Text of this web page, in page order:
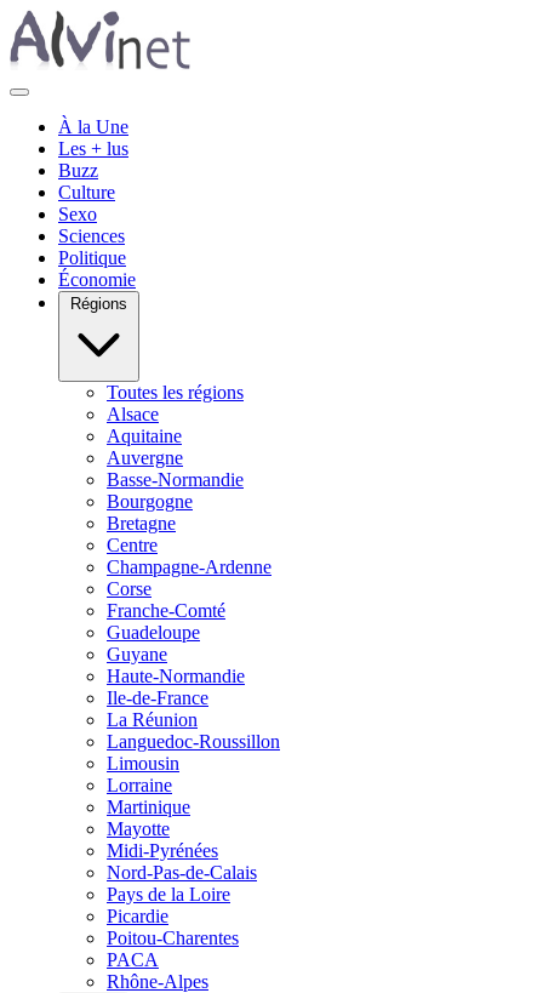
À la Une
Les + lus
Buzz
Culture
Sexo
Sciences
Politique
Économie
Régions
Toutes les régions
Alsace
Aquitaine
Auvergne
Basse-Normandie
Bourgogne
Bretagne
Centre
Champagne-Ardenne
Corse
Franche-Comté
Guadeloupe
Guyane
Haute-Normandie
Ile-de-France
La Réunion
Languedoc-Roussillon
Limousin
Lorraine
Martinique
Mayotte
Midi-Pyrénées
Nord-Pas-de-Calais
Pays de la Loire
Picardie
Poitou-Charentes
PACA
Rhône-Alpes